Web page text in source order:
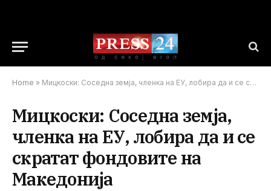
Home » Мицкоски: Соседна земја, членка на ЕУ, лобира да и се скратат фондовите на Македонија
Мицкоски: Соседна земја,
членка на ЕУ, лобира да и се
скратат фондовите на
Македонија